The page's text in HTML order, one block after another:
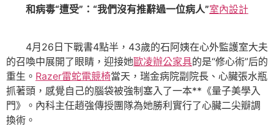
和病毒“遭受”：“我們沒有推辭過一位病人”室內設計
4月26日下戰書4點半，43歲的石阿姨在心外監護室大夫
的召喚中展開了眼睛，迎接她歐凌辦公家具的是“修心術”后的
重生。 Razer雷蛇電競椅當天，瑞金病院副院長、心臟張水瓶
抓著頭，感覺自己的腦袋被強制塞入了一本**《量子美學入
門》。內科主任趙強傳授團隊為她勝利實行了心臟二尖瓣調
換術。